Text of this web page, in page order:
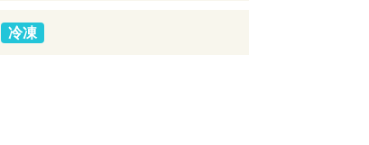
冷凍